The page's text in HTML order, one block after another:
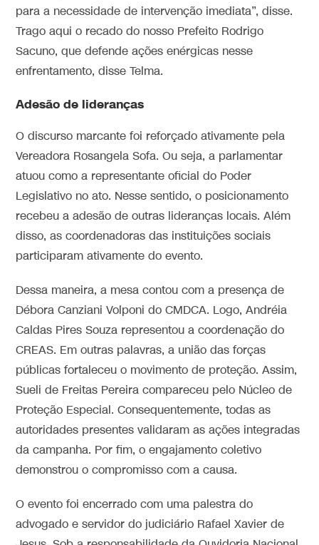
para a necessidade de intervenção imediata”, disse.
Trago aqui o recado do nosso Prefeito Rodrigo
Sacuno, que defende ações enérgicas nesse
enfrentamento, disse Telma.
Adesão de lideranças
O discurso marcante foi reforçado ativamente pela
Vereadora Rosangela Sofa. Ou seja, a parlamentar
atuou como a representante oficial do Poder
Legislativo no ato. Nesse sentido, o posicionamento
recebeu a adesão de outras lideranças locais. Além
disso, as coordenadoras das instituições sociais
participaram ativamente do evento.
Dessa maneira, a mesa contou com a presença de
Débora Canziani Volponi do CMDCA. Logo, Andréia
Caldas Pires Souza representou a coordenação do
CREAS. Em outras palavras, a união das forças
públicas fortaleceu o movimento de proteção. Assim,
Sueli de Freitas Pereira compareceu pelo Núcleo de
Proteção Especial. Consequentemente, todas as
autoridades presentes validaram as ações integradas
da campanha. Por fim, o engajamento coletivo
demonstrou o compromisso com a causa.
O evento foi encerrado com uma palestra do
advogado e servidor do judiciário Rafael Xavier de